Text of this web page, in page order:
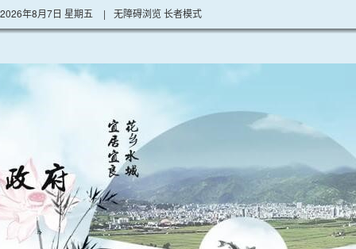
2026年8月7日 星期五 | 无障碍浏览长者模式